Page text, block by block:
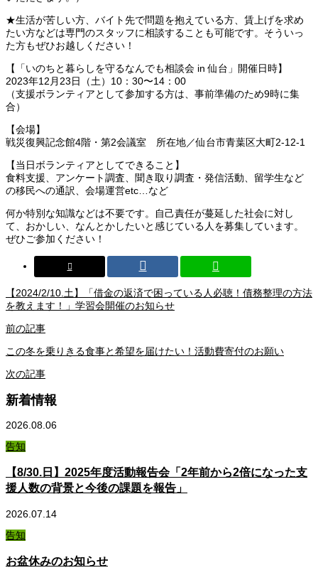
★生活が苦しい方、バイト先で問題を抱えている方、賃上げを求め
たい方などは専門のスタッフに相談することも可能です。そういっ
た方もぜひお越しください！
【「いのちと暮らしを守るなんでも相談会 in 仙台」開催日時】
2023年12月23日（土）10：30〜14：00
（支援ボランティアとして参加する方は、事前準備のため9時に集
合）
【会場】
戦災復興記念館4階・第2会議室 所在地／仙台市青葉区大町2-12-1
【当日ボランティアとしてできること】
食料支援、アンケート調査、聞き取り調査・発信活動、留学生など
の移民への通訳、会場運営etc…など
何か特別な知識などは不要です。自己責任が蔓延した社会に対し
て、おかしい、なんとかしたいと感じている人を募集しています。
ぜひご参加ください！
【2024/2/10.土】「借金の返済で困っている人必聴！債務整理の方法
を教えます！」学習会開催のお知らせ
前の記事
この冬を乗りきる食事と希望を届けたい！活動費寄付のお願い
次の記事
新着情報
2026.08.06
告知
【8/30.日】2025年度活動報告会「2年前から2倍になった支
援人数の背景と今後の課題を報告」
2026.07.14
告知
お盆休みのお知らせ